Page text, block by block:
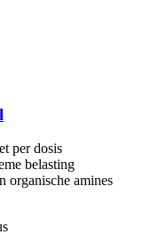
per dosis
belasting
organische amines